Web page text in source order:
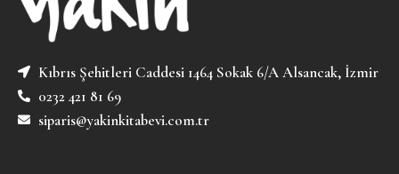
Kıbrıs Şehitleri Caddesi 1464 Sokak 6/A Alsancak, İzmir
0232 421 81 69
siparis@yakinkitabevi.com.tr